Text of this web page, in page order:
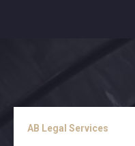
AB Legal Services